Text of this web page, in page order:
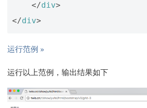
</div>
</div>
运行范例 »
运行以上范例，输出结果如下